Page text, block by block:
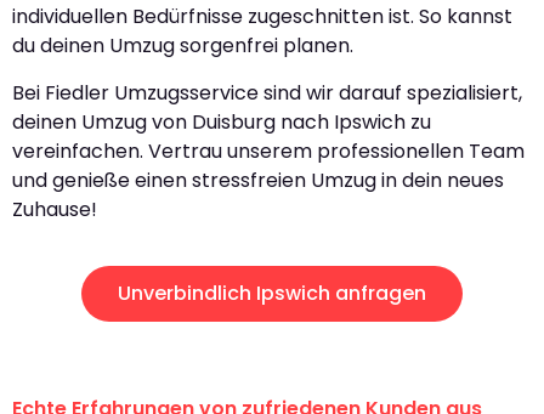
individuellen Bedürfnisse zugeschnitten ist. So kannst
du deinen Umzug sorgenfrei planen.
Bei Fiedler Umzugsservice sind wir darauf spezialisiert,
deinen Umzug von Duisburg nach Ipswich zu
vereinfachen. Vertrau unserem professionellen Team
und genieße einen stressfreien Umzug in dein neues
Zuhause!
Unverbindlich Ipswich anfragen